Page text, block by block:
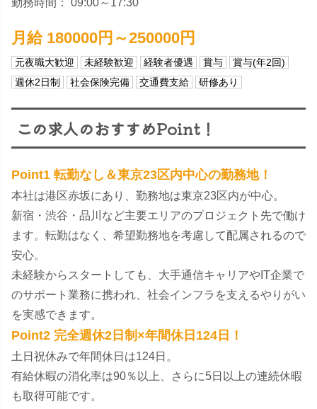
勤務時間： 09:00～17:30
月給 180000円～250000円
元夜職大歓迎 未経験歓迎 経験者優遇 賞与
賞与(年2回)
週休2日制
社会保険完備 交通費支給 研修あり
この求人のおすすめPoint！
Point1 転勤なし＆東京23区内中心の勤務地！
本社は港区赤坂にあり、勤務地は東京23区内が中心。
新宿・渋谷・品川など主要エリアのプロジェクト先で働け
ます。転勤はなく、希望勤務地を考慮して配属されるので
安心。
未経験からスタートしても、大手通信キャリアやIT企業で
のサポート業務に携われ、社会インフラを支えるやりがい
を実感できます。
Point2 完全週休2日制×年間休日124日！
土日祝休みで年間休日は124日。
有給休暇の消化率は90％以上、さらに5日以上の連続休暇
も取得可能です。